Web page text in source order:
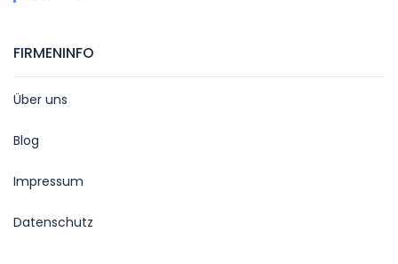
FIRMENINFO
Über uns
Blog
Impressum
Datenschutz